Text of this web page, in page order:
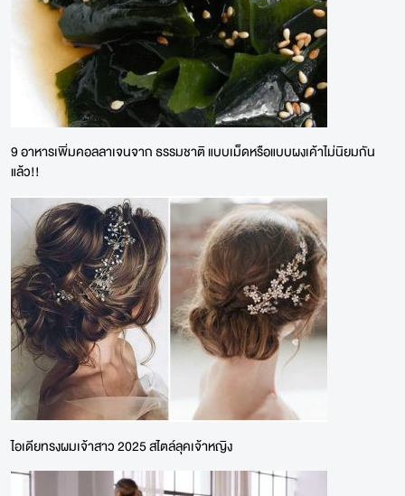
9 อาหารเพิ่มคอลลาเจนจาก ธรรมชาติ แบบเม็ดหรือแบบผงเค้าไม่นิยมกัน
แล้ว!!
ไอเดียทรงผมเจ้าสาว 2025 สไตล์ลุคเจ้าหญิง